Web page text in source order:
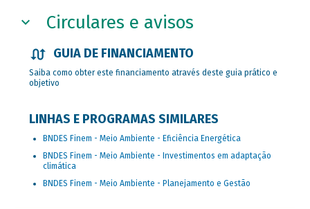
Circulares e avisos
GUIA DE FINANCIAMENTO
Saiba como obter este financiamento através deste guia prático e
objetivo
LINHAS E PROGRAMAS SIMILARES
BNDES Finem - Meio Ambiente - Eficiência Energética
BNDES Finem - Meio Ambiente - Investimentos em adaptação
climática
BNDES Finem - Meio Ambiente - Planejamento e Gestão